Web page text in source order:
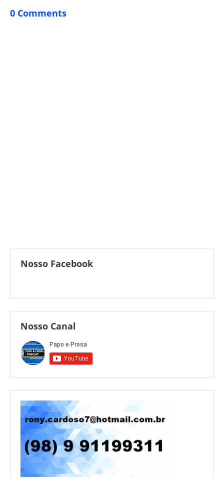
0 Comments
Nosso Facebook
Nosso Canal